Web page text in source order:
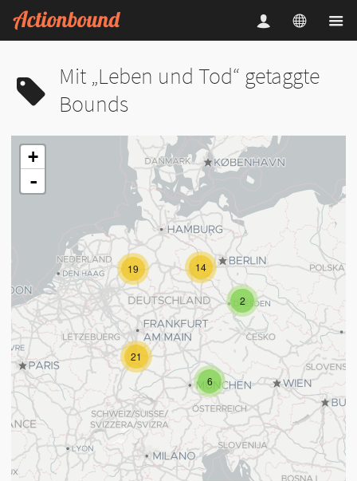
Mit „Leben und Tod“ getaggte
Bounds
2
6
14
19
21
+
-